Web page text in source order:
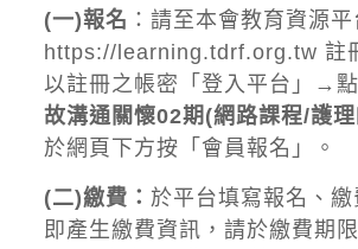
(一)報名 ：請至本會教育資源平
https://learning.tdrf.org.tw 註
以註冊之帳密「登入平台」→點
故溝通關懷02期(網路課程/護
於網頁下方按「會員報名」。
(二)繳費： 於平台填寫報名、繳
即產生繳費資訊，請於繳費期